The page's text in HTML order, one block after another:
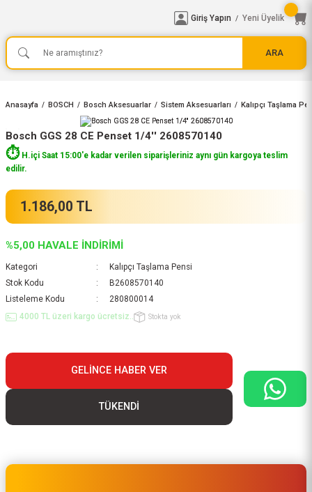
ARA
Giriş Yapın / Yeni Üyelik
Anasayfa BOSCH Bosch Aksesuarlar Sistem Aksesuarları Kalıpçı Taşlama
Bosch GGS 28 CE Penset 1/4'' 2608570140
⏱️H.içi Saat 15:00'e kadar verilen siparişleriniz aynı gün kargoya teslim
edilir.
1.186,00 TL
%5,00 HAVALE İNDİRİMİ
Kategori
Kalıpçı Taşlama Pensi
Stok Kodu
B2608570140
Listeleme Kodu
280800014
4000 TL üzeri kargo ücretsiz..
Stokta yok
GELINCE HABER VER
TÜKENDİ